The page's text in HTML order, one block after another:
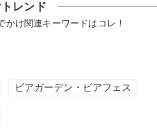
レンド
け関連キーワードはコレ！
ビアガーデン・ビアフェス